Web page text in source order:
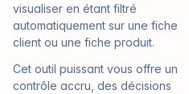
visualiser en étant filtré
automatiquement sur une fiche
client ou une fiche produit.
Cet outil puissant vous offre un
contrôle accru, des décisions